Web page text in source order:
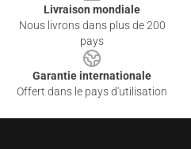
Livraison mondiale
Nous livrons dans plus de 200
pays
Garantie internationale
Offert dans le pays d'utilisation